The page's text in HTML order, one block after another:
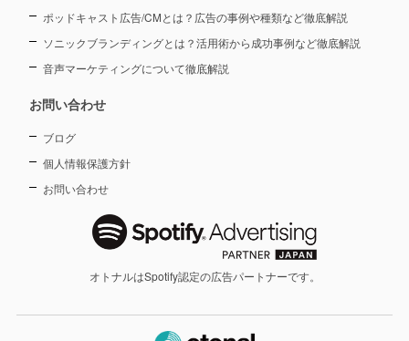
ポッドキャスト広告/CMとは？広告の事例や種類など徹底解説
ソニックブランディングとは？活用術から成功事例など徹底解説
音声マーケティングについて徹底解説
お問い合わせ
ブログ
個人情報保護方針
お問い合わせ
オトナルはSpotify認定の広告パートナーです。